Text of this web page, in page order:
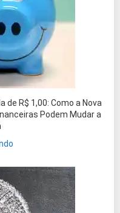
de R$ 1,00: Como a Nova
Podem Mudar a